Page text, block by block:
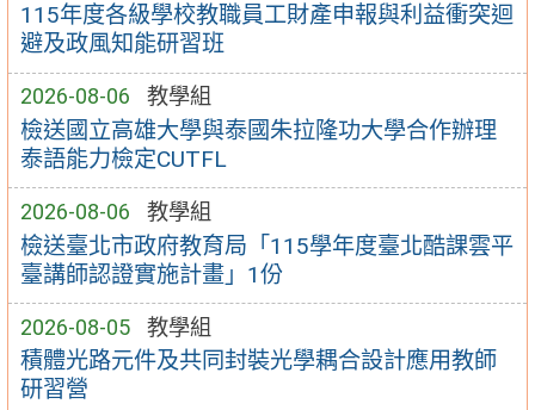
115年度各級學校教職員工財產申報與利益衝突迴
避及政風知能研習班
2026-08-06 教學組
檢送國立高雄大學與泰國朱拉隆功大學合作辦理
泰語能力檢定CUTFL
2026-08-06 教學組
檢送臺北市政府教育局「115學年度臺北酷課雲平
臺講師認證實施計畫」1份
2026-08-05 教學組
積體光路元件及共同封裝光學耦合設計應用教師
研習營